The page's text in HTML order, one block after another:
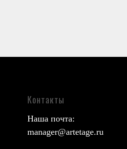
Контакты
Наша почта:
manager@artetage.ru